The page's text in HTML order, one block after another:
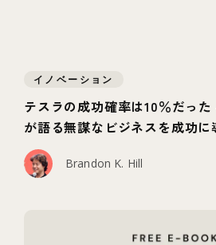
イノベーション
テスラの成功確率は10％だっ
が語る無謀なビジネスを成功
Brandon K. Hill